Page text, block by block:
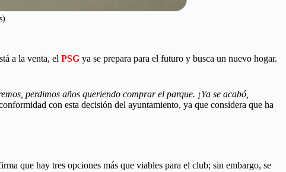
a la venta, el PSG ya se prepara para el futuro y busca un nuevo hogar.
perdimos años queriendo comprar el parque. ¡Ya se acabó,
con esta decisión del ayuntamiento, ya que considera que ha
que hay tres opciones más que viables para el club; sin embargo, se